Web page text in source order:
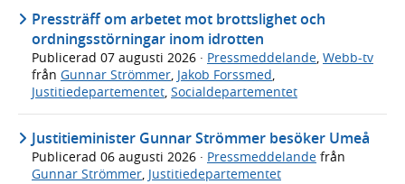
Pressträff om arbetet mot brottslighet och
ordningsstörningar inom idrotten
Publicerad 07 augusti 2026 · Pressmeddelande Webb-tv
från Gunnar Strömmer Jakob Forssmed
Justitiedepartementet Socialdepartementet
Justitieminister Gunnar Strömmer besöker Umeå
Publicerad 06 augusti 2026 · Pressmeddelande från
Gunnar Strömmer, Justitiedepartementet